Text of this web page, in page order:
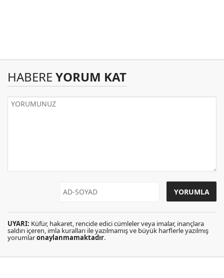
HABERE YORUM KAT
UYARI: Küfür, hakaret, rencide edici cümleler veya imalar, inançlara
saldırı içeren, imla kuralları ile yazılmamış ve büyük harflerle yazılmış
yorumlaronaylanmamaktadır.